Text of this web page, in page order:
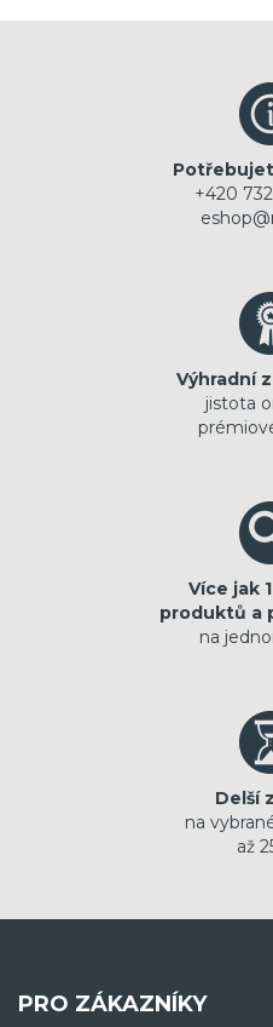
+420
Výhradní
jistota
Více jak
produktů a
na
Delší
na
až
PRO ZÁKAZNÍKY